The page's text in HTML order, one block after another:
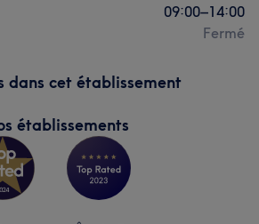
09:00–14:00
Fermé
dans cet établissement
établissements